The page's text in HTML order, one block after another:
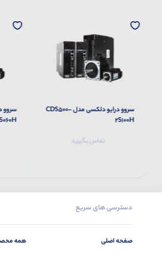
سروو درایو دلکسی مدل CDS500-
2S100H
تماس بگیرید
دسترسی های سریع
صفحه اصلی همه